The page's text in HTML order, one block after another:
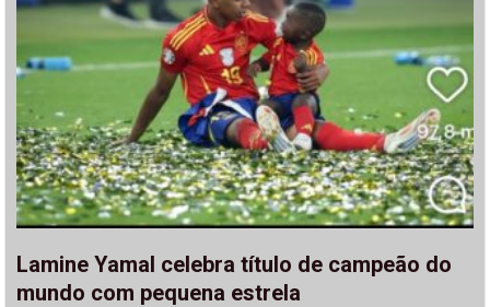
Lamine Yamal celebra título de campeão do
mundo com pequena estrela